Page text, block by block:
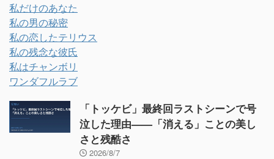
私だけのあなた
私の男の秘密
私の恋したテリウス
私の残念な彼氏
私はチャンボリ
ワンダフルラブ
「トッケビ」最終回ラストシーンで号
泣した理由——「消える」ことの美し
さと残酷さ
2026/8/7